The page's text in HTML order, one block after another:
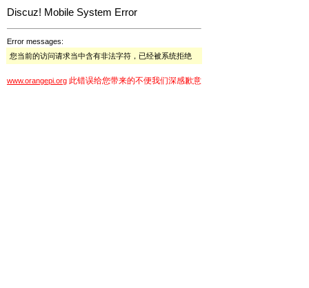
Discuz! Mobile System Error
Error messages:
您当前的访问请求当中含有非法字符，已经被系统拒绝
www.orangepi.org 此错误给您带来的不便我们深感歉意